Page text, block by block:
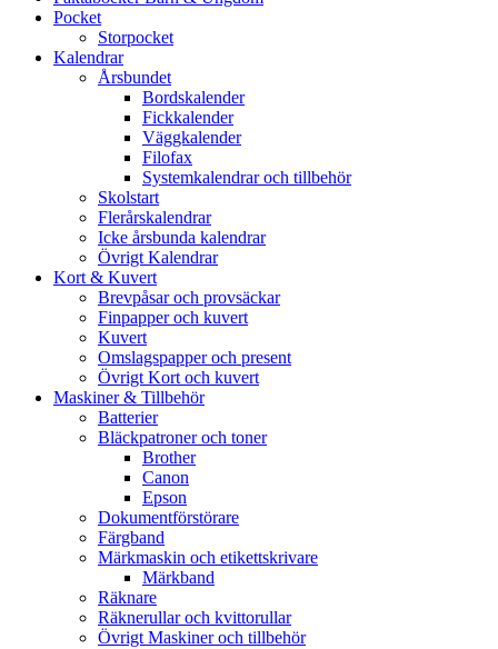
Pocket
Storpocket
Kalendrar
Årsbundet
Bordskalender
Fickkalender
Väggkalender
Filofax
Systemkalendrar och tillbehör
Skolstart
Flerårskalendrar
Icke årsbunda kalendrar
Övrigt Kalendrar
Kort & Kuvert
Brevpåsar och provsäckar
Finpapper och kuvert
Kuvert
Omslagspapper och present
Övrigt Kort och kuvert
Maskiner & Tillbehör
Batterier
Bläckpatroner och toner
Brother
Canon
Epson
Dokumentförstörare
Färgband
Märkmaskin och etikettskrivare
Märkband
Räknare
Räknerullar och kvittorullar
Övrigt Maskiner och tillbehör